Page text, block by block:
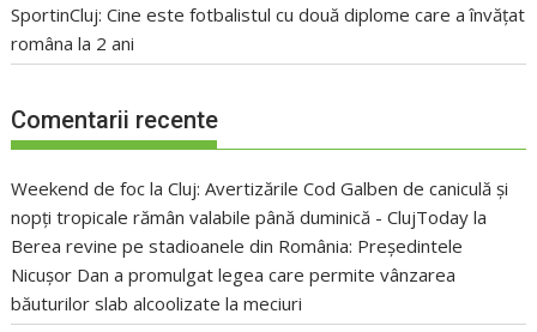
SportinCluj: Cine este fotbalistul cu două diplome care a învățat
româna la 2 ani
Comentarii recente
Weekend de foc la Cluj: Avertizările Cod Galben de caniculă și
nopți tropicale rămân valabile până duminică - ClujToday la
Berea revine pe stadioanele din România: Președintele
Nicușor Dan a promulgat legea care permite vânzarea
băuturilor slab alcoolizate la meciuri